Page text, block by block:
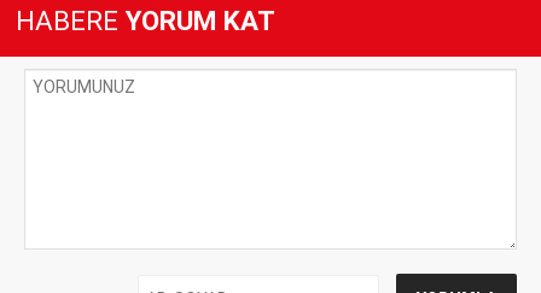
HABERE YORUM KAT